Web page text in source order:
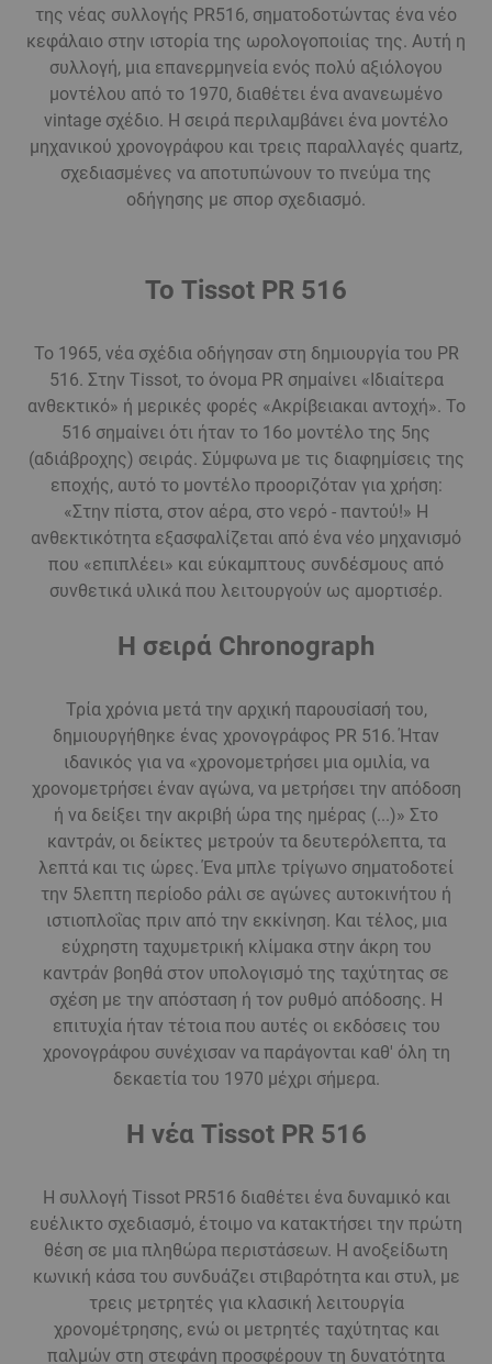
της νέας συλλογής PR516, σηματοδοτώντας ένα νέο
κεφάλαιο στην ιστορία της ωρολογοποιίας της. Αυτή η
συλλογή, μια επανερμηνεία ενός πολύ αξιόλογου
μοντέλου από το 1970, διαθέτει ένα ανανεωμένο
vintage σχέδιο. Η σειρά περιλαμβάνει ένα μοντέλο
μηχανικού χρονογράφου και τρεις παραλλαγές quartz,
σχεδιασμένες να αποτυπώνουν το πνεύμα της
οδήγησης με σπορ σχεδιασμό.
Το Tissot PR 516
Το 1965, νέα σχέδια οδήγησαν στη δημιουργία του PR
516. Στην Tissot, το όνομα PR σημαίνει «Ιδιαίτερα
ανθεκτικό» ή μερικές φορές «Ακρίβειακαι αντοχή». Το
516 σημαίνει ότι ήταν το 16ο μοντέλο της 5ης
(αδιάβροχης) σειράς. Σύμφωνα με τις διαφημίσεις της
εποχής, αυτό το μοντέλο προοριζόταν για χρήση:
«Στην πίστα, στον αέρα, στο νερό - παντού!» Η
ανθεκτικότητα εξασφαλίζεται από ένα νέο μηχανισμό
που «επιπλέει» και εύκαμπτους συνδέσμους από
συνθετικά υλικά που λειτουργούν ως αμορτισέρ.
Η σειρά Chronograph
Τρία χρόνια μετά την αρχική παρουσίασή του,
δημιουργήθηκε ένας χρονογράφος PR 516. Ήταν
ιδανικός για να «χρονομετρήσει μια ομιλία, να
χρονομετρήσει έναν αγώνα, να μετρήσει την απόδοση
ή να δείξει την ακριβή ώρα της ημέρας (...)» Στο
καντράν, οι δείκτες μετρούν τα δευτερόλεπτα, τα
λεπτά και τις ώρες. Ένα μπλε τρίγωνο σηματοδοτεί
την 5λεπτη περίοδο ράλι σε αγώνες αυτοκινήτου ή
ιστιοπλοΐας πριν από την εκκίνηση. Και τέλος, μια
εύχρηστη ταχυμετρική κλίμακα στην άκρη του
καντράν βοηθά στον υπολογισμό της ταχύτητας σε
σχέση με την απόσταση ή τον ρυθμό απόδοσης. Η
επιτυχία ήταν τέτοια που αυτές οι εκδόσεις του
χρονογράφου συνέχισαν να παράγονται καθ' όλη τη
δεκαετία του 1970 μέχρι σήμερα.
Η νέα Tissot PR 516
Η συλλογή Tissot PR516 διαθέτει ένα δυναμικό και
ευέλικτο σχεδιασμό, έτοιμο να κατακτήσει την πρώτη
θέση σε μια πληθώρα περιστάσεων. Η ανοξείδωτη
κωνική κάσα του συνδυάζει στιβαρότητα και στυλ, με
τρεις μετρητές για κλασική λειτουργία
χρονομέτρησης, ενώ οι μετρητές ταχύτητας και
παλμών στη στεφάνη προσφέρουν τη δυνατότητα